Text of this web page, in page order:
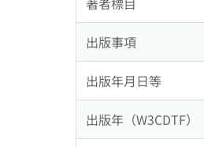
出版事項
出版年月日等
出版年（W3CDTF）